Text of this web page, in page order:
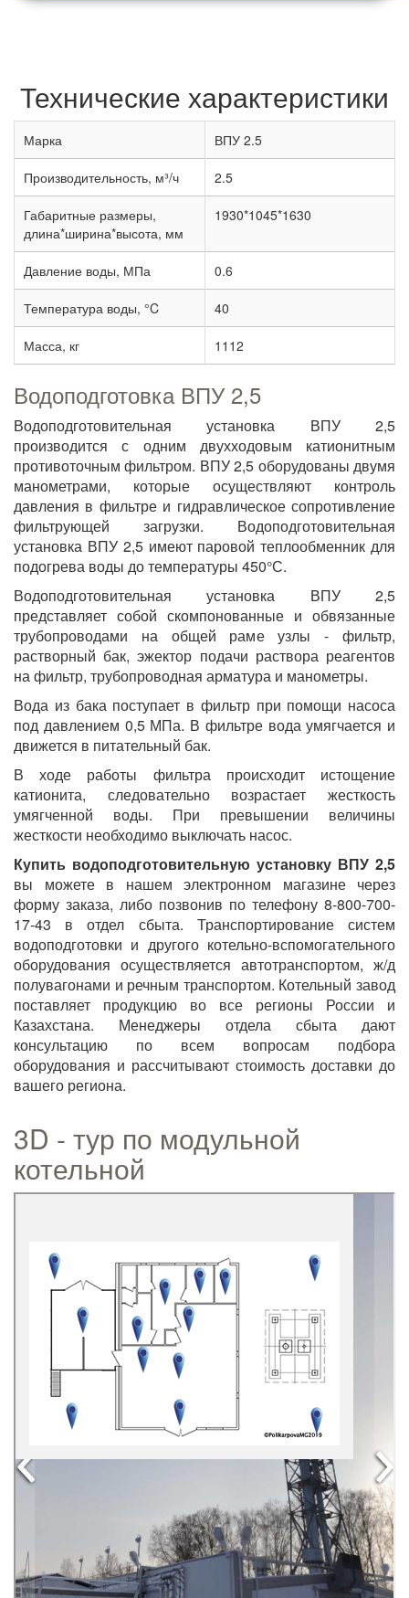
Технические характеристики
Марка ВПУ 2.5
Производительность, м³/ч 2.5
Габаритные размеры,
длина*ширина*высота, мм
1930*1045*1630
Давление воды, МПа 0.6
Температура воды, °C 40
Масса, кг 1112
Водоподготовка ВПУ 2,5
Водоподготовительная установка ВПУ 2,5
производится с одним двухходовым катионитным
противоточным фильтром. ВПУ 2,5 оборудованы двумя
манометрами, которые осуществляют контроль
давления в фильтре и гидравлическое сопротивление
фильтрующей загрузки. Водоподготовительная
установка ВПУ 2,5 имеют паровой теплообменник для
подогрева воды до температуры 450°С.
Водоподготовительная установка ВПУ 2,5
представляет собой скомпонованные и обвязанные
трубопроводами на общей раме узлы - фильтр,
растворный бак, эжектор подачи раствора реагентов
на фильтр, трубопроводная арматура и манометры.
Вода из бака поступает в фильтр при помощи насоса
под давлением 0,5 МПа. В фильтре вода умягчается и
движется в питательный бак.
В ходе работы фильтра происходит истощение
катионита, следовательно возрастает жесткость
умягченной воды. При превышении величины
жесткости необходимо выключать насос.
Купить водоподготовительную установку ВПУ 2,5
вы можете в нашем электронном магазине через
форму заказа, либо позвонив по телефону 8-800-700-
17-43 в отдел сбыта. Транспортирование систем
водоподготовки и другого котельно-вспомогательного
оборудования осуществляется автотранспортом, ж/д
полувагонами и речным транспортом. Котельный завод
поставляет продукцию во все регионы России и
Казахстана. Менеджеры отдела сбыта дают
консультацию по всем вопросам подбора
оборудования и рассчитывают стоимость доставки до
вашего региона.
3D - тур по модульной
котельной